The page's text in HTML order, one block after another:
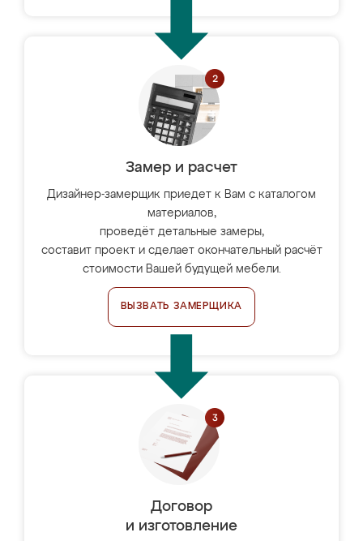
Замер и расчет
Дизайнер-замерщик приедет к Вам с каталогом
материалов,
проведёт детальные замеры,
составит проект и сделает окончательный расчёт
стоимости Вашей будущей мебели.
ВЫЗВАТЬ ЗАМЕРЩИКА
Договор
и изготовление